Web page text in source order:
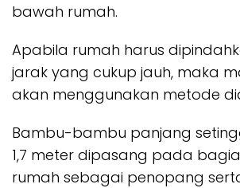
bawah rumah.
Apabila rumah harus
jarak yang cukup jauh, maka
akan menggunakan metode
Bambu-bambu panjang
1,7 meter dipasang pada
rumah sebagai penopang